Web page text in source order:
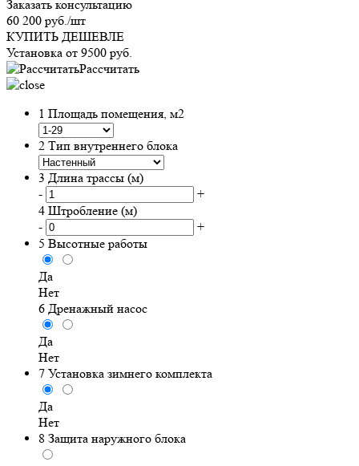
Заказать консультацию
60 200 руб./шт
КУПИТЬ ДЕШЕВЛЕ
Установка от 9500 руб.
Рассчитать
1 Площадь помещения, м2
2 Тип внутреннего блока
3 Длина трассы (м)
-
+
4 Штробление (м)
-
+
5 Высотные работы
Да
Нет
6 Дренажный насос
Да
Нет
7 Установка зимнего комплекта
Да
Нет
8 Защита наружного блока